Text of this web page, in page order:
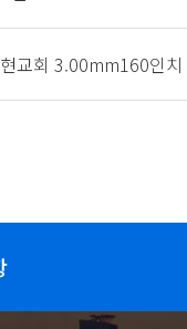
교회 3.00mm160인치